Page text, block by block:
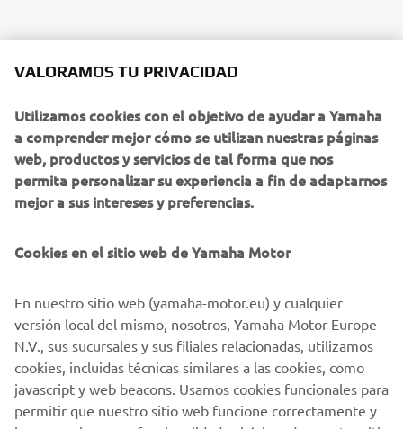
VALORAMOS TU PRIVACIDAD
Utilizamos cookies con el objetivo de ayudar a Yamaha
a comprender mejor cómo se utilizan nuestras páginas
web, productos y servicios de tal forma que nos
permita personalizar su experiencia a fin de adaptarnos
mejor a sus intereses y preferencias.
Cookies en el sitio web de Yamaha Motor
En nuestro sitio web (yamaha-motor.eu) y cualquier
versión local del mismo, nosotros, Yamaha Motor Europe
N.V., sus sucursales y sus filiales relacionadas, utilizamos
cookies, incluidas técnicas similares a las cookies, como
javascript y web beacons. Usamos cookies funcionales para
permitir que nuestro sitio web funcione correctamente y